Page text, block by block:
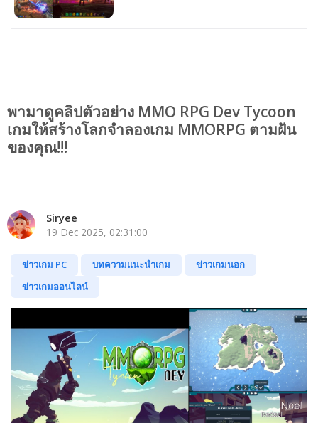
พามาดูคลิปตัวอย่าง MMO RPG Dev Tycoon
เกมให้สร้างโลกจำลองเกม MMORPG ตามฝัน
ของคุณ!!!
Siryee
19 Dec 2025, 02:31:00
ข่าวเกม PC บทความแนะนำเกม
ข่าวเกมนอก
ข่าวเกมออนไลน์